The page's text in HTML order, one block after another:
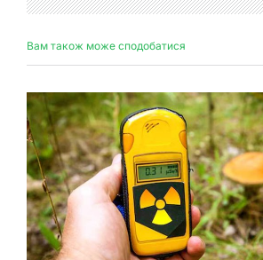
Вам також може сподобатися